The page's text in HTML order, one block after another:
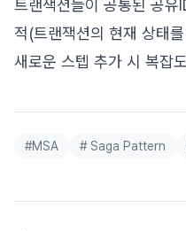
트랜잭션들이 공통된 공
적(트랜잭션의 현재 상태
새로운 스텝 추가 시 복잡
#MSA #Saga Pattern